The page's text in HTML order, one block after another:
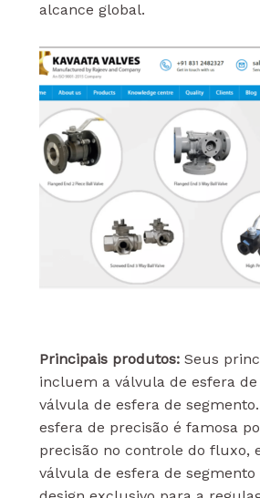
alcance global.
Principais produtos:Seus
incluem a válvula de esfera de
válvula de esfera de
esfera de precisão é famosa
precisão no controle do fluxo,
válvula de esfera de